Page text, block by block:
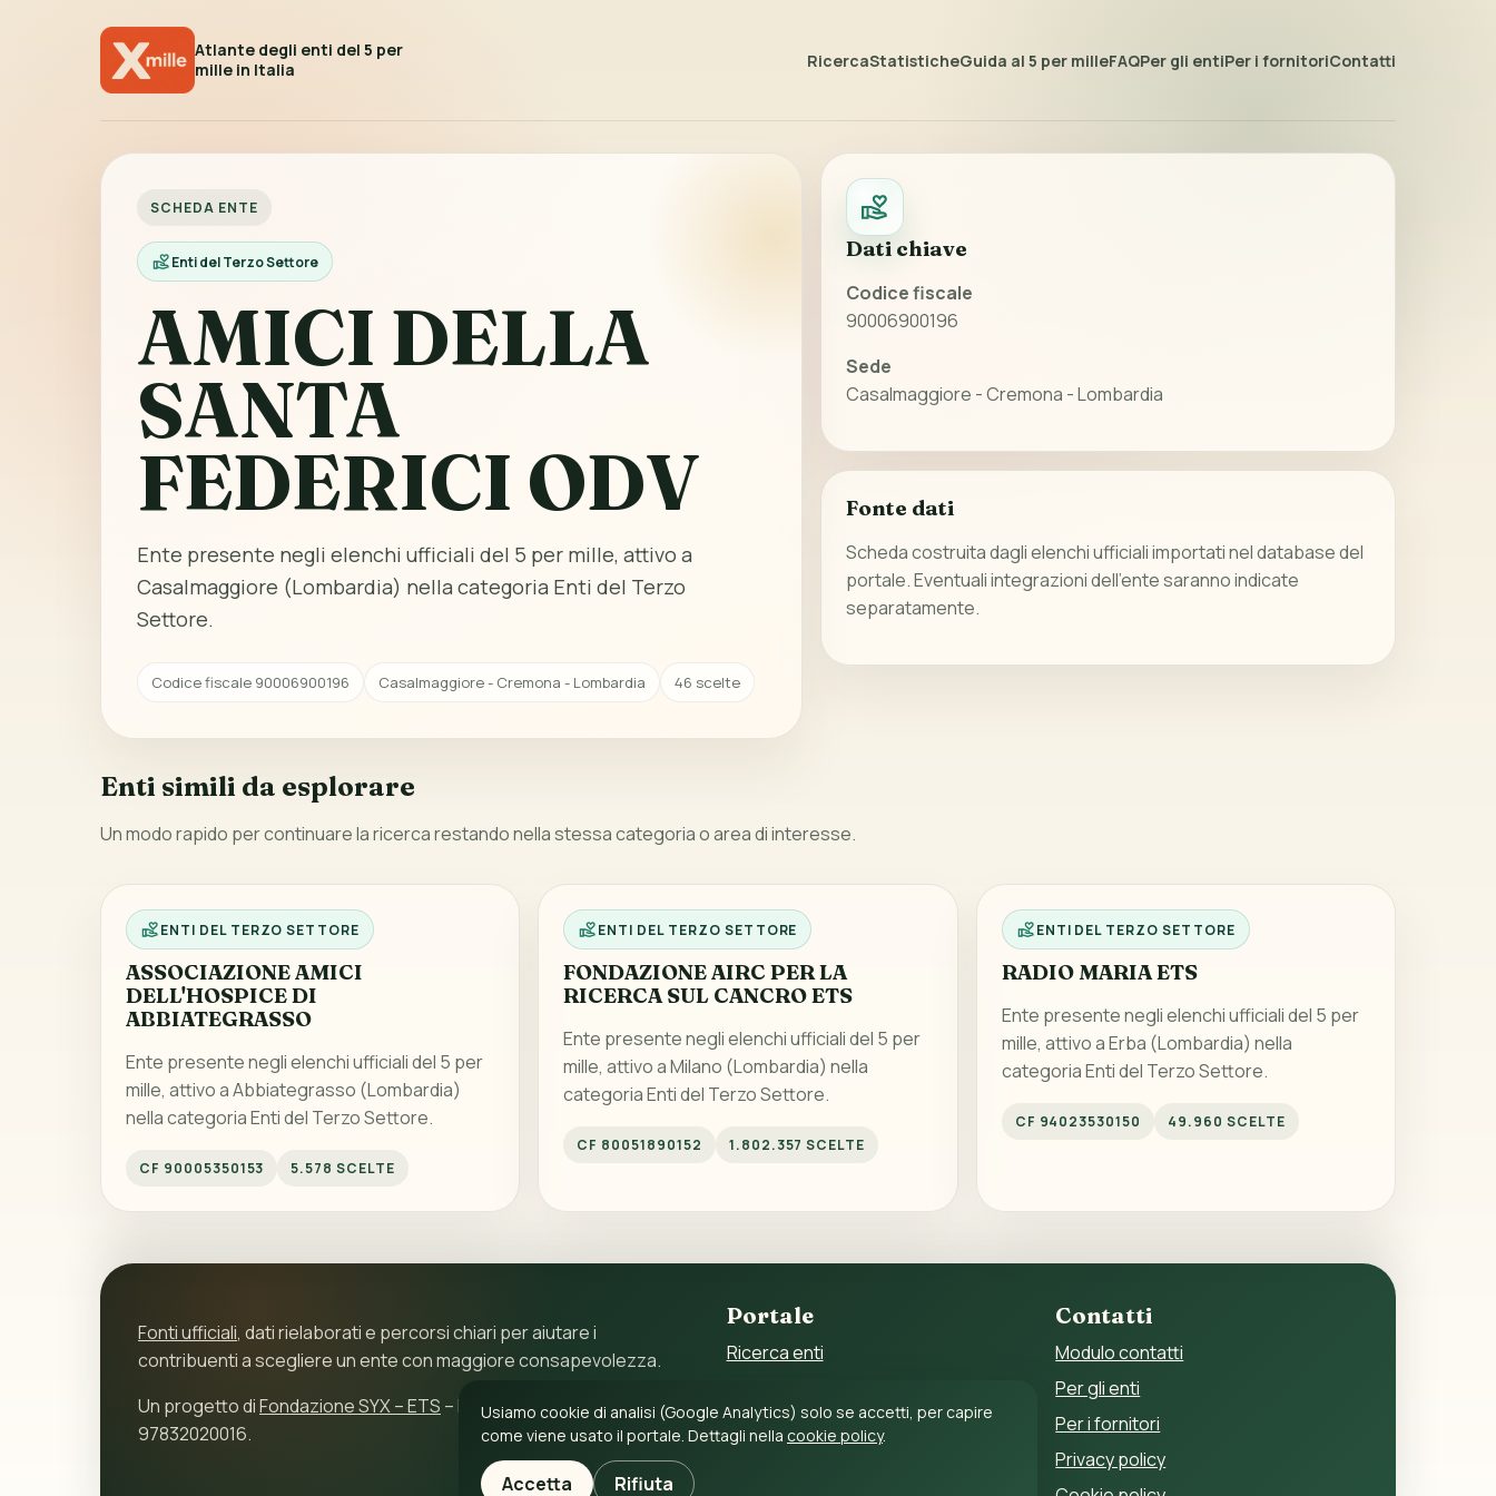
Atlante degli enti del 5 per
mille in Italia
RicercaStatisticheGuida al 5 per milleFAQPer gli entiPer i fornitoriContatti
SCHEDA ENTE
Enti del Terzo Settore
AMICI DELLA
SANTA
FEDERICI ODV
Ente presente negli elenchi ufficiali del 5 per mille, attivo a
Casalmaggiore (Lombardia) nella categoria Enti del Terzo
Settore.
Codice fiscale 90006900196 Casalmaggiore - Cremona - Lombardia 46 scelte
Dati chiave
Codice fiscale
90006900196
Sede
Casalmaggiore - Cremona - Lombardia
Fonte dati
Scheda costruita dagli elenchi ufficiali importati nel database del
portale. Eventuali integrazioni dell’ente saranno indicate
separatamente.
Enti simili da esplorare
Un modo rapido per continuare la ricerca restando nella stessa categoria o area di interesse.
ENTI DEL TERZO SETTORE
ASSOCIAZIONE AMICI
DELL'HOSPICE DI
ABBIATEGRASSO
Ente presente negli elenchi ufficiali del 5 per
mille, attivo a Abbiategrasso (Lombardia)
nella categoria Enti del Terzo Settore.
CF 90005350153 5.578 SCELTE
ENTI DEL TERZO SETTORE
FONDAZIONE AIRC PER LA
RICERCA SUL CANCRO ETS
Ente presente negli elenchi ufficiali del 5 per
mille, attivo a Milano (Lombardia) nella
categoria Enti del Terzo Settore.
CF 80051890152 1.802.357 SCELTE
ENTI DEL TERZO SETTORE
RADIO MARIA ETS
Ente presente negli elenchi ufficiali del 5 per
mille, attivo a Erba (Lombardia) nella
categoria Enti del Terzo Settore.
CF 94023530150 49.960 SCELTE
Fonti ufficiali, dati rielaborati e percorsi chiari per aiutare i
contribuenti a scegliere un ente con maggiore consapevolezza.
Un progetto diFondazione SYX – ETS – P.IVA 11897790017 – C.F.
97832020016.
Portale
Ricerca enti
Guida al 5 per mille
Contatti
Modulo contatti
Per gli enti
Per i fornitori
Privacy policy
Usiamo cookie di analisi (Google Analytics) solo se accetti, per capire
come viene usato il portale. Dettagli nella cookie policy.
Accetta Rifiuta